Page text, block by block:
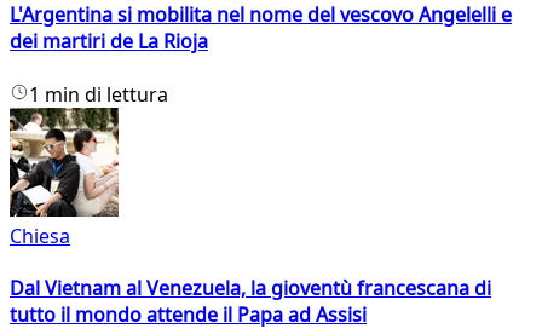
L'Argentina si mobilita nel nome del vescovo Angelelli e
dei martiri de La Rioja
1 min di lettura
Chiesa
Dal Vietnam al Venezuela, la gioventù francescana di
tutto il mondo attende il Papa ad Assisi